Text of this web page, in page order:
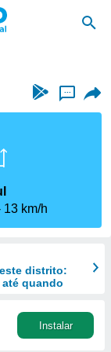
...
13 km/h
distrito:
quando
Instalar